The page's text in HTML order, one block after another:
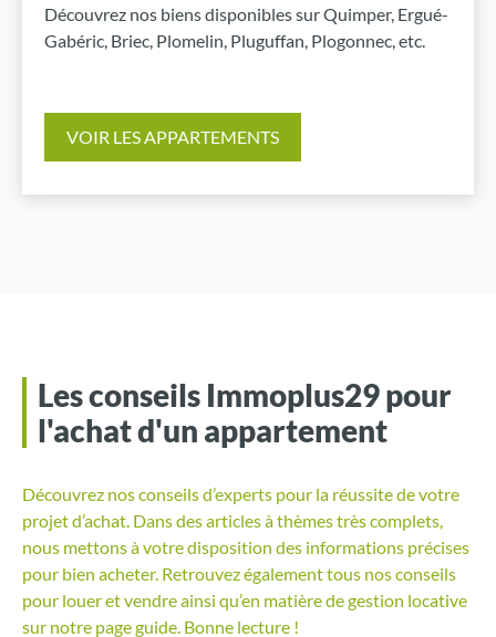
Découvrez nos biens disponibles sur Quimper, Ergué-
Gabéric, Briec, Plomelin, Pluguffan, Plogonnec, etc.
VOIR LES APPARTEMENTS
Les conseils Immoplus29 pour
l'achat d'un appartement
Découvrez nos conseils d’experts pour la réussite de votre
projet d’achat. Dans des articles à thèmes très complets,
nous mettons à votre disposition des informations précises
pour bien acheter. Retrouvez également tous nos conseils
pour louer et vendre ainsi qu’en matière de gestion locative
sur notre page guide. Bonne lecture !